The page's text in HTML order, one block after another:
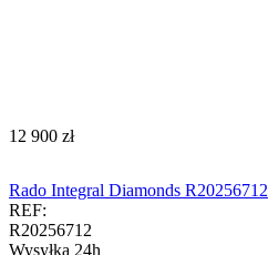
‍12 900‍ zł
Rado Integral Diamonds R20256712
REF:
R20256712
Wysyłka 24h